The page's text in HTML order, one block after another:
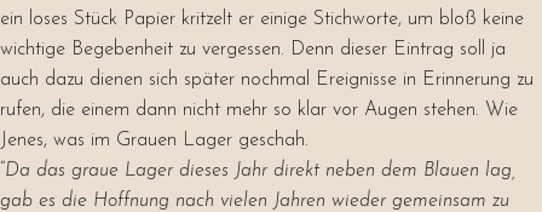
ein loses Stück Papier kritzelt er einige Stichworte, um bloß keine
wichtige Begebenheit zu vergessen. Denn dieser Eintrag soll ja
auch dazu dienen sich später nochmal Ereignisse in Erinnerung zu
rufen, die einem dann nicht mehr so klar vor Augen stehen. Wie
Jenes, was im Grauen Lager geschah.
Da das graue Lager dieses Jahr direkt neben dem Blauen lag,
gab es die Hoffnung nach vielen Jahren wieder gemeinsam zu